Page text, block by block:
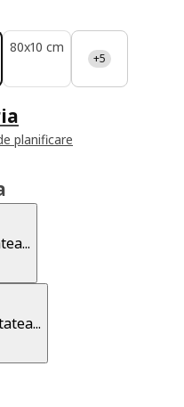
80x10 cm
+5
planificare